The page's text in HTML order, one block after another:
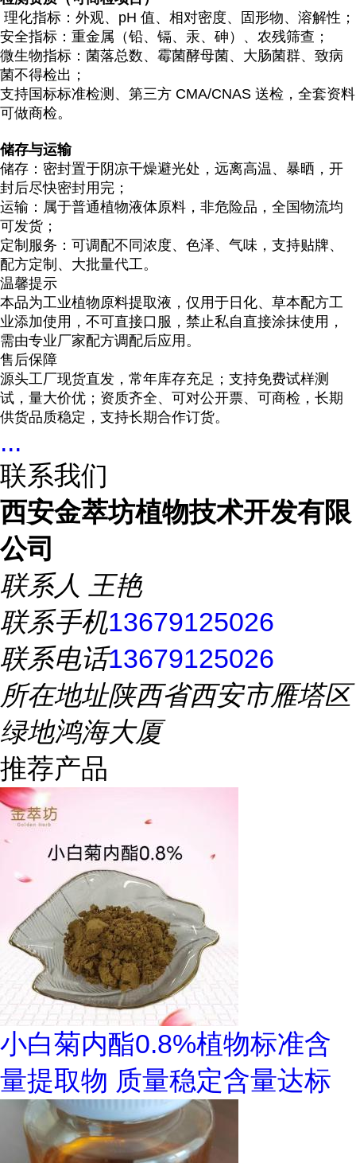
理化指标：外观、pH 值、相对密度、固形物、溶解性；
安全指标：重金属（铅、镉、汞、砷）、农残筛查；
微生物指标：菌落总数、霉菌酵母菌、大肠菌群、致病
菌不得检出；
支持国标标准检测、第三方 CMA/CNAS 送检， 全套资料
可做商检。
储存与运输
储存：密封置于阴凉干燥避光处，远离高温、暴晒，开
封后尽快密封用完；
运输：属于普通植物液体原料，非危险品，全国物流均
可发货；
定制服务：可调配不同浓度、色泽、气味，支持贴牌、
配方定制、大批量代工。
温馨提示
本品为工业植物原料提取液 ，仅用于日化、草本配方工
业添加使用， 不可直接口服 ，禁止私自直接涂抹使用，
需由专业厂家配方调配后应用。
售后保障
源头工厂现货直发，常年库存充足；支持免费试样测
试，量大价优；资质齐全、可对公开票、可商检，长期
供货品质稳定，支持长期合作订货。
...
联系我们
西安金萃坊植物技术开发有限
公司
联系人 王艳
联系手机13679125026
联系电话13679125026
所在地址陕西省西安市雁塔区
绿地鸿海大厦
推荐产品
小白菊内酯0.8%植物标准含
量提取物 质量稳定含量达标